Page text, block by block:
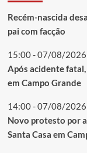
Recém-nascida
pai com facção
15:00 - 07/08/2026
Após acidente
em Campo Grande
14:00 - 07/08/2026
Novo protesto por
Santa Casa em